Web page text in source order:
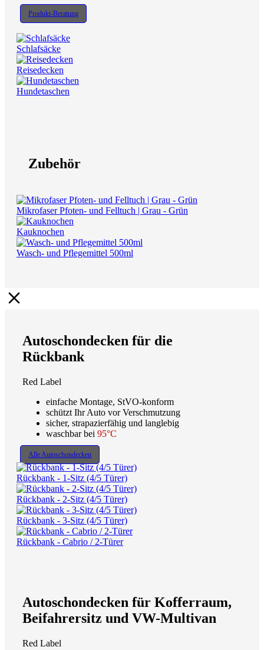
Produkt-Beratung
Schlafsäcke
Reisedecken
Hundetaschen
Zubehör
Mikrofaser Pfoten- und Felltuch | Grau - Grün
Kauknochen
Wasch- und Pflegemittel 500ml
Autoschondecken für die
Rückbank
Red Label
einfache Montage, StVO-konform
schützt Ihr Auto vor Verschmutzung
sicher, strapazierfähig und langlebig
waschbar bei 95°C
Alle Autoschondecken
Rückbank - 1-Sitz (4/5 Türer)
Rückbank - 2-Sitz (4/5 Türer)
Rückbank - 3-Sitz (4/5 Türer)
Rückbank - Cabrio / 2-Türer
Autoschondecken für Kofferraum,
Beifahrersitz und VW-Multivan
Red Label